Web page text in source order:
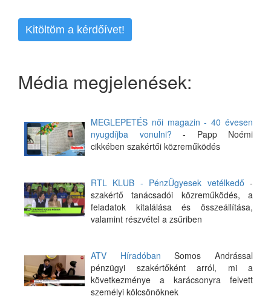
Kitöltöm a kérdőívet!
Média megjelenések:
MEGLEPETÉS női magazin - 40 évesen
nyugdíjba vonulni? - Papp Noémi
cikkében szakértői közreműködés
RTL KLUB - PénzÜgyesek vetélkedő -
szakértő tanácsadói közreműködés, a
feladatok kitalálása és összeállítása,
valamint részvétel a zsűriben
ATV Híradóban Somos Andrással
pénzügyi szakértőként arról, mi a
következménye a karácsonyra felvett
személyi kölcsönöknek